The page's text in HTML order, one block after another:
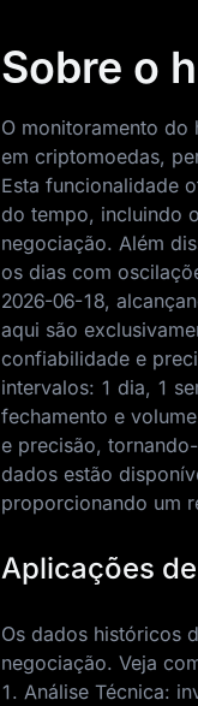
Sobre o
O monitoramento do
em criptomoedas,
Esta funcionalidade
do tempo, incluindo
negociação. Além
os dias com
2026-06-18,
aqui são
confiabilidade e
intervalos: 1 dia, 1
fechamento e
e precisão,
dados estão
proporcionando um
Aplicações
Os dados históricos
negociação. Veja
1. Análise Técnica: